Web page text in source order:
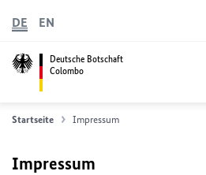
Deutsche Botschaft
Colombo
DE EN
Startseite Impressum
Impressum